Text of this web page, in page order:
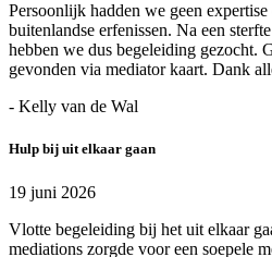
Persoonlijk hadden we geen
buitenlandse erfenissen. Na een
hebben we dus begeleiding gezocht.
gevonden via mediator kaart. Dank
- Kelly van de Wal
Hulp bij uit elkaar gaan
19 juni 2026
Vlotte begeleiding bij het uit elkaar
mediations zorgde voor een soepele